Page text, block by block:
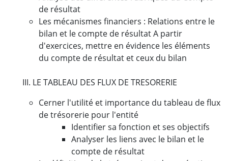
de résultat
Les mécanismes financiers : Relations entre le
bilan et le compte de résultat A partir
d'exercices, mettre en évidence les éléments
du compte de résultat et ceux du bilan
III. LE TABLEAU DES FLUX DE TRESORERIE
Cerner l'utilité et importance du tableau de flux
de trésorerie pour l'entité
Identifier sa fonction et ses objectifs
Analyser les liens avec le bilan et le
compte de résultat